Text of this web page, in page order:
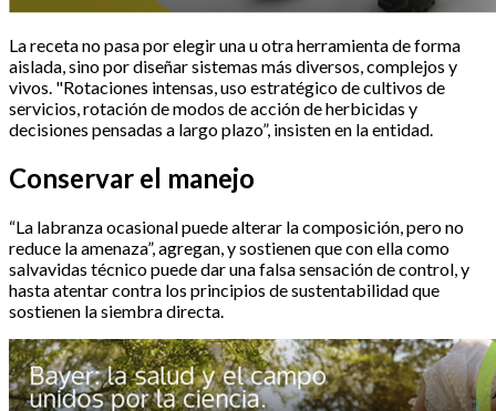
La receta no pasa por elegir una u otra herramienta de forma
aislada, sino por diseñar sistemas más diversos, complejos y
vivos. "Rotaciones intensas, uso estratégico de cultivos de
servicios, rotación de modos de acción de herbicidas y
decisiones pensadas a largo plazo”, insisten en la entidad.
Conservar el manejo
“La labranza ocasional puede alterar la composición, pero no
reduce la amenaza”, agregan, y sostienen que con ella como
salvavidas técnico puede dar una falsa sensación de control, y
hasta atentar contra los principios de sustentabilidad que
sostienen la siembra directa.